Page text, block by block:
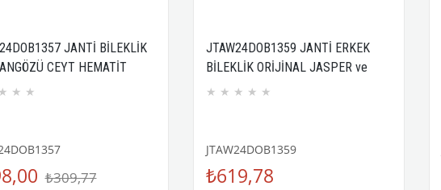
JANTİ BİLEKLİK
CEYT HEMATİT
6 MM
★ ★ ★
₺309,77
JTAW24DOB1359 JANTİ ERKEK
BİLEKLİK ORİJİNAL JASPER ve
TİBET AKİK DOĞALTAŞ 8 MM
★ ★ ★ ★ ★
JTAW24DOB1359
₺619,78